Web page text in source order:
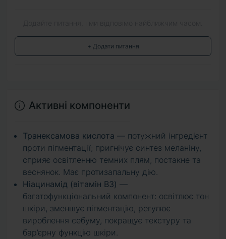
+ Додати питання
Активні компоненти
Транексамова кислота — потужний інгредієнт
проти пігментації; пригнічує синтез меланіну,
сприяє освітленню темних плям, постакне та
веснянок. Має протизапальну дію.
Ніацинамід (вітамін B3) —
багатофункціональний компонент: освітлює тон
шкіри, зменшує пігментацію, регулює
вироблення себуму, покращує текстуру та
бар’єрну функцію шкіри.